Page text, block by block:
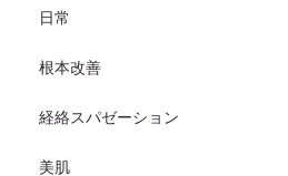
日常
根本改善
経絡スパゼーション
美肌